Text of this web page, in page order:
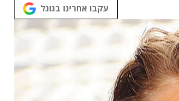
עקבו אחרינו בגוגל